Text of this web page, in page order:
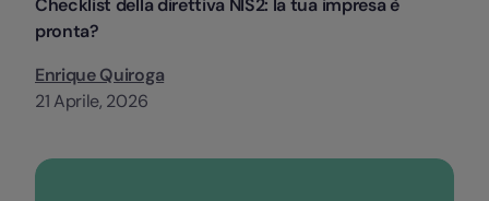
Checklist della direttiva NIS2: la tua impresa è
pronta?
Enrique Quiroga
21 Aprile, 2026